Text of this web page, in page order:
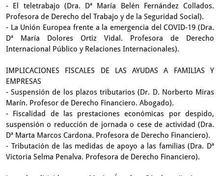
- El teletrabajo (Dra. Dª María Belén Fernández Collados.
Profesora de Derecho del Trabajo y de la Seguridad Social).
- La Unión Europea frente a la emergencia del COVID-19 (Dra.
Dª María Dolores Ortiz Vidal. Profesora de Derecho
Internacional Público y Relaciones Internacionales).
IMPLICACIONES FISCALES DE LAS AYUDAS A FAMILIAS Y
EMPRESAS
- Suspensión de los plazos tributarios (Dr. D. Norberto Miras
Marín. Profesor de Derecho Financiero. Abogado).
- Fiscalidad de las prestaciones económicas por despido,
suspensión o reducción de jornada o cese de actividad (Dra.
Dª Marta Marcos Cardona. Profesora de Derecho Financiero).
- Tributación de las medidas de apoyo a las familias (Dra. Dª
Victoria Selma Penalva. Profesora de Derecho Financiero).